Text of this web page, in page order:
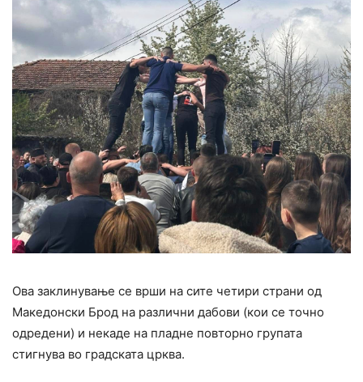
Ова заклинување се врши на сите четири страни од
Македонски Брод на различни дабови (кои се точно
одредени) и некаде на пладне повторно групата
стигнува во градската црква.